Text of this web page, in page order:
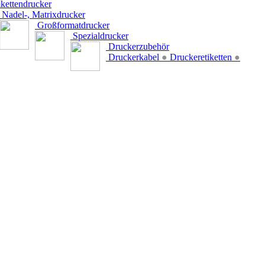
Nadel-, Matrixdrucker
Großformatdrucker
Spezialdrucker
Druckerzubehör
Druckerkabel ● Druckeretiketten ●